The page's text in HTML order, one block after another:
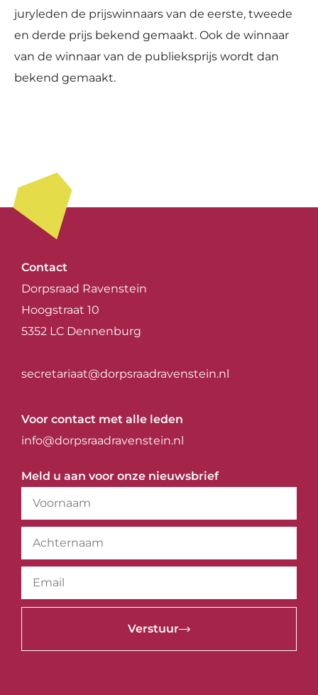
juryleden de prijswinnaars van de eerste, tweede
en derde prijs bekend gemaakt. Ook de winnaar
van de winnaar van de publieksprijs wordt dan
bekend gemaakt.
Contact
Dorpsraad Ravenstein
Hoogstraat 10
5352 LC Dennenburg
secretariaat@dorpsraadravenstein.nl
Voor contact met alle leden
info@dorpsraadravenstein.nl
Meld u aan voor onze nieuwsbrief
Verstuur